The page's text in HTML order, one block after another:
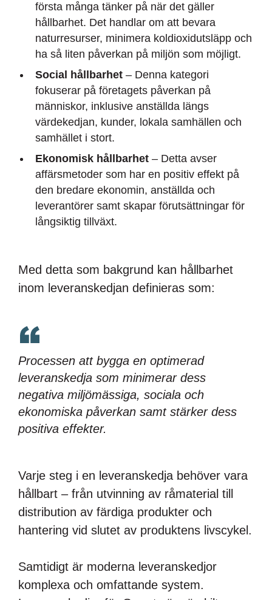
första många tänker på när det gäller
hållbarhet. Det handlar om att bevara
naturresurser, minimera koldioxidutsläpp och
ha så liten påverkan på miljön som möjligt.
Social hållbarhet – Denna kategori
fokuserar på företagets påverkan på
människor, inklusive anställda längs
värdekedjan, kunder, lokala samhällen och
samhället i stort.
Ekonomisk hållbarhet – Detta avser
affärsmetoder som har en positiv effekt på
den bredare ekonomin, anställda och
leverantörer samt skapar förutsättningar för
långsiktig tillväxt.
Med detta som bakgrund kan hållbarhet
inom leveranskedjan definieras som:
Processen att bygga en optimerad
leveranskedja som minimerar dess
negativa miljömässiga, sociala och
ekonomiska påverkan samt stärker dess
positiva effekter.
Varje steg i en leveranskedja behöver vara
hållbart – från utvinning av råmaterial till
distribution av färdiga produkter och
hantering vid slutet av produktens livscykel.
Samtidigt är moderna leveranskedjor
komplexa och omfattande system.